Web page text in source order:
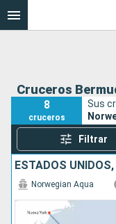
Cruceros
8
cruceros
Sus
Filtrar
ESTADOS
Norwegian Aqua